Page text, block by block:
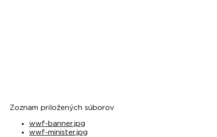
Zoznam priložených súborov
wwf-banner.jpg
wwf-minister.jpg